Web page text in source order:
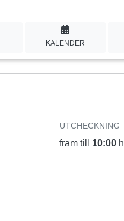
KALENDER
UTCHECKNING
fram till 10:00h